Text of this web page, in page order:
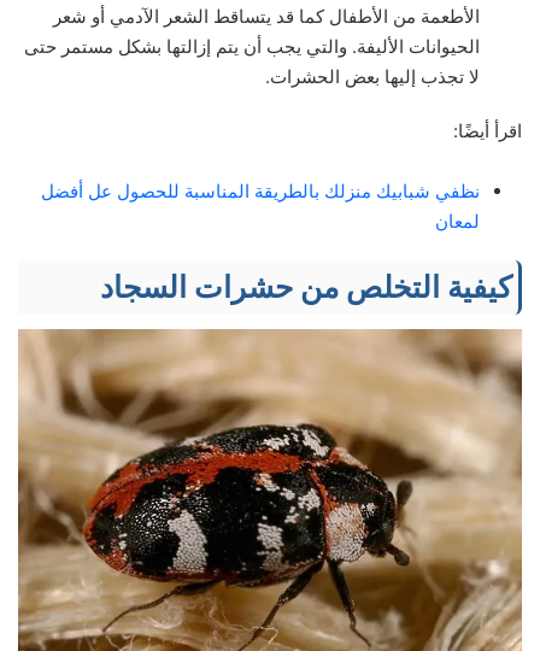
الأطعمة من الأطفال كما قد يتساقط الشعر الآدمي أو شعر
الحيوانات الأليفة. والتي يجب أن يتم إزالتها بشكل مستمر حتى
لا تجذب إليها بعض الحشرات.
اقرأ أيضًا:
نظفي شبابيك منزلك بالطريقة المناسبة للحصول عل أفضل
لمعان
كيفية التخلص من حشرات السجاد